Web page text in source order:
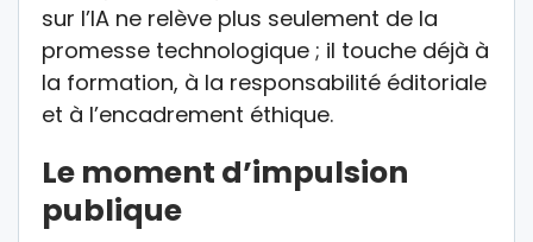
sur l’IA ne relève plus seulement de la
promesse technologique ; il touche déjà à
la formation, à la responsabilité éditoriale
et à l’encadrement éthique.
Le moment d’impulsion
publique